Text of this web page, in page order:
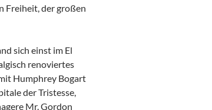
Freiheit, der großen
sich einst im El
renoviertes
Humphrey Bogart
der Tristesse,
Mr. Gordon